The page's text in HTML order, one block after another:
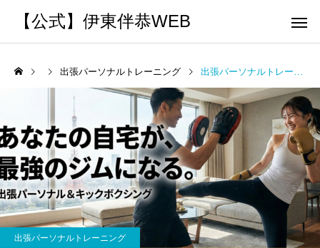
【公式】伊東伴恭WEB
トレーナーとして 個別トレー
パーソナルトレーニ
ング
キックボクシングで本当に
痩せますか？｜元日本王者
パーソナルトレーニ
ング
パーソナルトレーナー
び方｜失敗しない7つの
出張パーソナルトレーニング 出張パーソナルトレーニングが選ばれる5つの理由
出張パーソナルトレーニング